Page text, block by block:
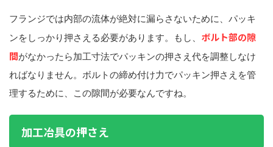
フランジでは内部の流体が絶対に漏らさないために、パッキ
ンをしっかり押さえる必要があります。もし、 ボルト部の隙
間がなかったら加工寸法でパッキンの押さえ代を調整しなけ
ればなりません。ボルトの締め付け力でパッキン押さえを管
理するために、この隙間が必要なんですね。
加工冶具の押さえ